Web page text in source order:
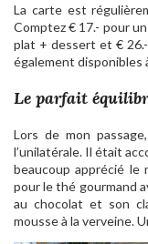
La carte est
Comptez € 17.- pour
plat + dessert et €
également disponibles
Le parfait
Lors de mon
l’unilatérale. Il était
beaucoup apprécié le
pour le thé gourmand
au chocolat et son
mousse à la verveine.